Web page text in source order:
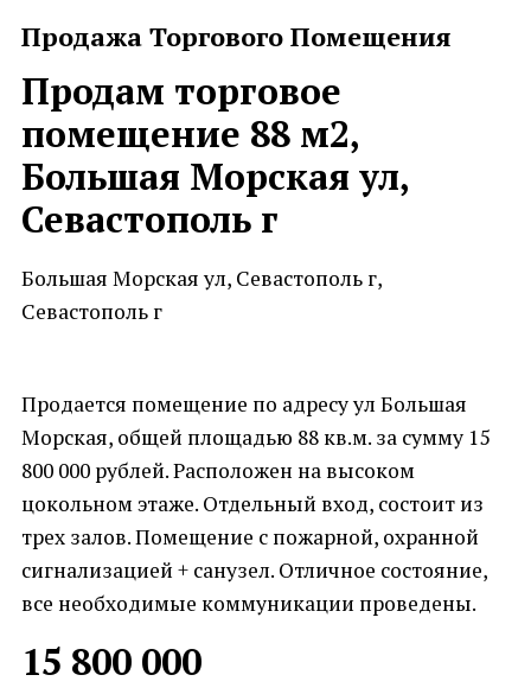
Продажа Торгового Помещения
Продам торговое
помещение 88 м2,
Большая Морская ул,
Севастополь г
Большая Морская ул, Севастополь г,
Севастополь г
Продается помещение по адресу ул Большая
Морская, общей площадью 88 кв.м. за сумму 15
800 000 рублей. Расположен на высоком
цокольном этаже. Отдельный вход, состоит из
трех залов. Помещение с пожарной, охранной
сигнализацией + санузел. Отличное состояние,
все необходимые коммуникации проведены.
15 800 000